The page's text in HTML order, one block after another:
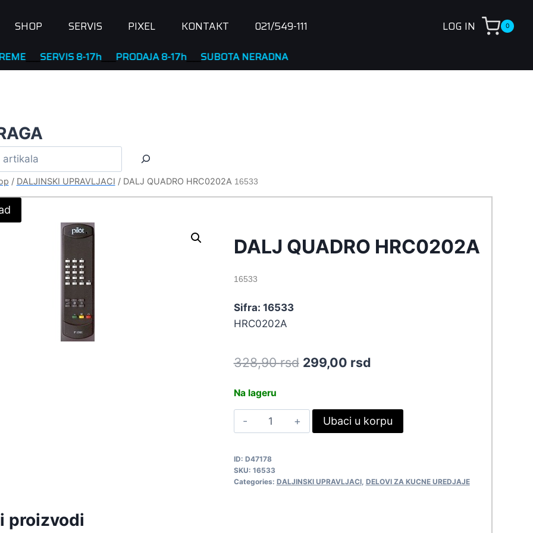
SHOP SERVIS PIXEL KONTAKT 021/549-111 LOG IN 0
SERVIS 8-17h____PRODAJA 8-17h____SUBOTA NERADNA
/ DALJINSKI UPRAVLJACI / DALJ QUADRO HRC0202A 16533
DALJ QUADRO HRC0202A
16533
Sifra: 16533
HRC0202A
328,90rsd Original
328,90 rsd.
299,00 rsdCurrent
299,00 rsd.
Na lageru
DALJ
QUADRO
16533
quantity
Ubaci u korpu
ID: D47178
SKU: 16533
Categories: DALJINSKI UPRAVLJACI, DELOVI ZA KUCNE UREDJAJE
proizvodi